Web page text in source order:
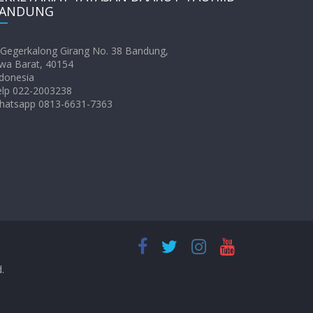
Gegerkalong Girang No. 38 Bandung,
Barat, 40154
022-2003238
0813-6631-7363